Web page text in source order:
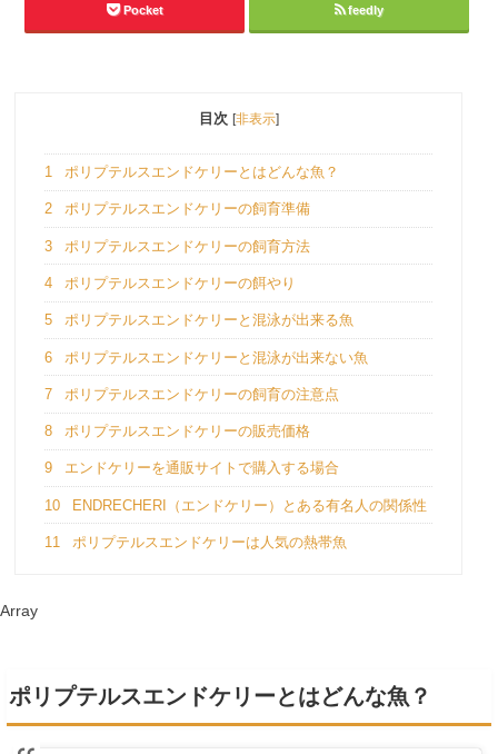
Pocket feedly
目次 [非表示]
1 ポリプテルスエンドケリーとはどんな魚？
2 ポリプテルスエンドケリーの飼育準備
3 ポリプテルスエンドケリーの飼育方法
4 ポリプテルスエンドケリーの餌やり
5 ポリプテルスエンドケリーと混泳が出来る魚
6 ポリプテルスエンドケリーと混泳が出来ない魚
7 ポリプテルスエンドケリーの飼育の注意点
8 ポリプテルスエンドケリーの販売価格
9 エンドケリーを通販サイトで購入する場合
10 ENDRECHERI（エンドケリー）とある有名人の関係性
11 ポリプテルスエンドケリーは人気の熱帯魚
Array
ポリプテルスエンドケリーとはどんな魚？